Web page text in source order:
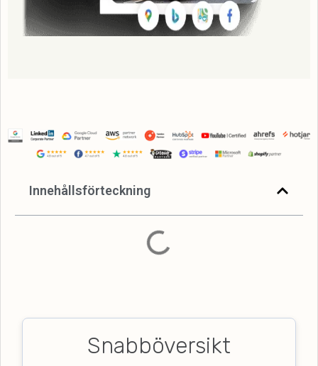
Innehållsförteckning
Snabböversikt